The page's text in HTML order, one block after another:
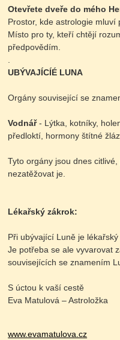
Otevřete dveře do mého
Prostor, kde astrologie mluví
Místo pro ty, kteří chtějí
předpovědím.
.
UBÝVAJÍCÍÉ LUNA
Orgány související se
Vodnář- Lýtka, kotníky,
předloktí, hormony štítné
Tyto orgány jsou dnes
nezatěžovat je.
Lékařský zákrok:
Při ubývající Luně je
Je potřeba se ale vyvarovat
souvisejících se znamením
S úctou k vaší cestě
Eva Matulová – Astroložka
www.evamatulova.cz